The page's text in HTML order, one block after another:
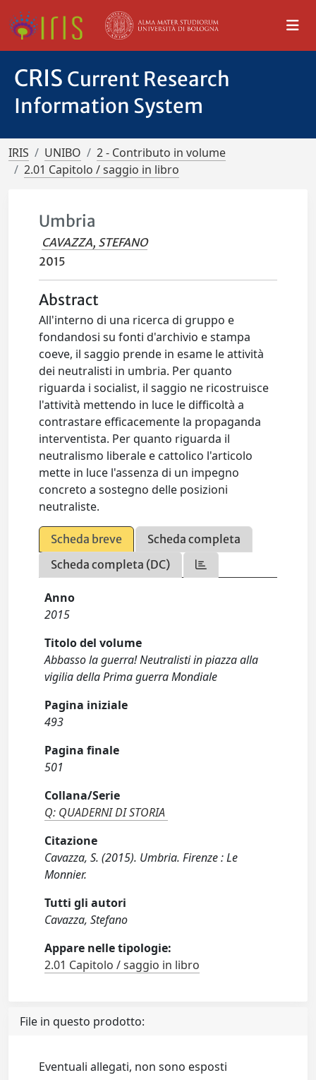
CRIS Current Research
Information System
IRIS UNIBO
2 - Contributo in volume
2.01 Capitolo / saggio in libro
Umbria
CAVAZZA, STEFANO
2015
Abstract
All'interno di una ricerca di gruppo e
fondandosi su fonti d'archivio e stampa
coeve, il saggio prende in esame le attività
dei neutralisti in umbria. Per quanto
riguarda i socialist, il saggio ne ricostruisce
l'attività mettendo in luce le difficoltà a
contrastare efficacemente la propaganda
interventista. Per quanto riguarda il
neutralismo liberale e cattolico l'articolo
mette in luce l'assenza di un impegno
concreto a sostegno delle posizioni
neutraliste.
Scheda breve
Scheda completa
Scheda completa (DC)
Anno
2015
Titolo del volume
Abbasso la guerra! Neutralisti in piazza alla
vigilia della Prima guerra Mondiale
Pagina iniziale
493
Pagina finale
501
Collana/Serie
Q: QUADERNI DI STORIA
Citazione
Cavazza, S. (2015). Umbria. Firenze : Le
Monnier.
Tutti gli autori
Cavazza, Stefano
Appare nelle tipologie:
2.01 Capitolo / saggio in libro
File in questo prodotto:
Eventuali allegati, non sono esposti